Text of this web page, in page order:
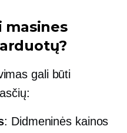
masines
gali būti
: Didmeninės kainos